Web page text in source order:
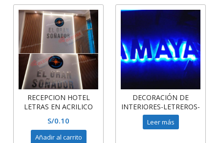
RECEPCION HOTEL
LETRAS EN ACRILICO
S/0.10
Añadir al carrito
DECORACIÓN DE
INTERIORES-LETREROS-
LETRAS ACRÍLICO CON
LED
Leer más